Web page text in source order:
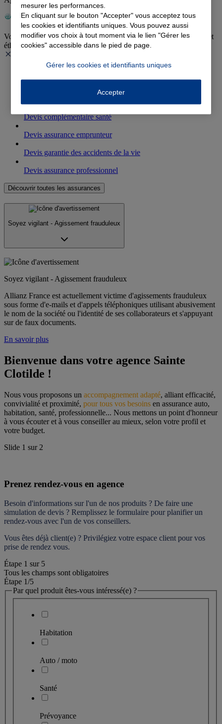
Votre agence agit au quotidien pour une activité plus responsable et
éthique.
Devis assurance auto
Devis complémentaire santé
Devis assurance emprunteur
Devis garantie des accidents de la vie
Devis assurance professionnel
Découvrir toutes les assurances
Soyez vigilant - Agissement frauduleux
Soyez vigilant - Agissement frauduleux
Allianz France est actuellement victime d'agissements frauduleux
sous forme d'e-mails et d'appels téléphoniques utilisant abusivement
le nom de la société ou l'identité de ses collaborateurs et s'appuyant
sur de faux documents.
En savoir plus
Bienvenue dans votre agence Sainte
Clotilde !
Nous vous proposons un accompagnement adapté, alliant efficacité,
convivialité et proximité, pour tous vos besoins en assurance auto,
habitation, santé, professionnelle... Nous mettons un point d'honneur
à vous écouter et à vous conseiller au mieux, selon votre profil et
votre budget.
Slide 1 sur 2
Prenez rendez-vous en agence
Besoin d'informations sur l'un de nos produits ? De faire une
simulation de devis ? Remplissez le formulaire pour planifier un
rendez-vous avec l'un de vos conseillers.
Vous êtes déjà client(e) ? Privilégiez votre espace client pour vos
prise de rendez vous.
Étape 1 sur 5
Tous les champs sont obligatoires
Étape 1/5
Par quel produit êtes-vous intéressé(e) ?
Habitation
Auto / moto
Santé
Prévoyance
mesurer les performances.
En cliquant sur le bouton "Accepter" vous acceptez tous
les cookies et identifiants uniques. Vous pouvez aussi
modifier vos choix à tout moment via le lien "Gérer les
cookies" accessible dans le pied de page.
Gérer les cookies et identifiants uniques
Accepter